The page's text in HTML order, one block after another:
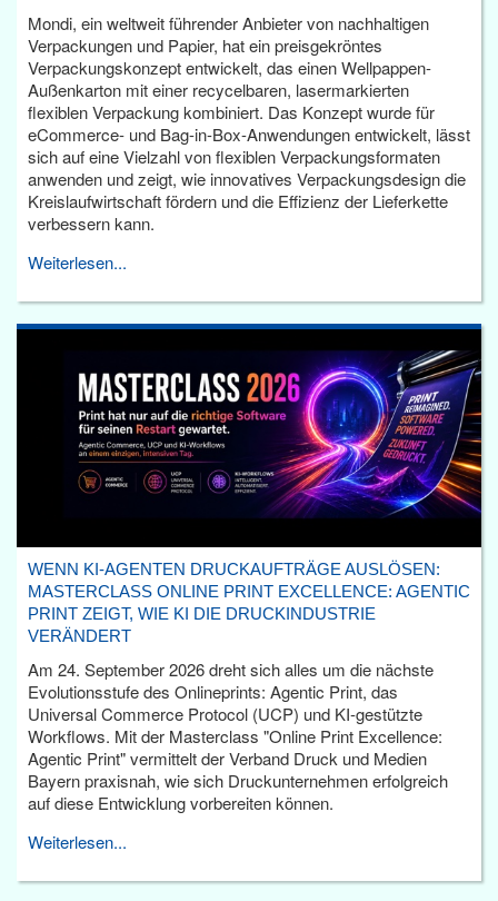
Mondi, ein weltweit führender Anbieter von nachhaltigen
Verpackungen und Papier, hat ein preisgekröntes
Verpackungskonzept entwickelt, das einen Wellpappen-
Außenkarton mit einer recycelbaren, lasermarkierten
flexiblen Verpackung kombiniert. Das Konzept wurde für
eCommerce- und Bag-in-Box-Anwendungen entwickelt, lässt
sich auf eine Vielzahl von flexiblen Verpackungsformaten
anwenden und zeigt, wie innovatives Verpackungsdesign die
Kreislaufwirtschaft fördern und die Effizienz der Lieferkette
verbessern kann.
Weiterlesen...
WENN KI-AGENTEN DRUCKAUFTRÄGE AUSLÖSEN:
MASTERCLASS ONLINE PRINT EXCELLENCE: AGENTIC
PRINT ZEIGT, WIE KI DIE DRUCKINDUSTRIE
VERÄNDERT
Am 24. September 2026 dreht sich alles um die nächste
Evolutionsstufe des Onlineprints: Agentic Print, das
Universal Commerce Protocol (UCP) und KI-gestützte
Workflows. Mit der Masterclass "Online Print Excellence:
Agentic Print" vermittelt der Verband Druck und Medien
Bayern praxisnah, wie sich Druckunternehmen erfolgreich
auf diese Entwicklung vorbereiten können.
Weiterlesen...